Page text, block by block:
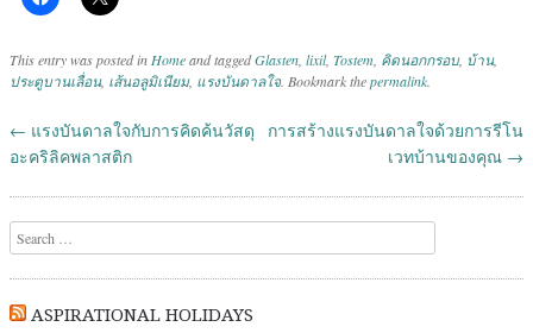
This entry was posted inHomeand taggedGlasten, lixil, Tostem, คิดนอกกรอบ, บ้าน,
ประตูบานเลื่อน, เส้นอลูมิเนียม, แรงบันดาลใจ. Bookmark thepermalink.
Post navigation
← แรงบันดาลใจกับการคิดค้นวัสดุ
อะคริลิคพลาสติก
การสร้างแรงบันดาลใจด้วยการรีโน
เวทบ้านของคุณ →
Search
ASPIRATIONAL HOLIDAYS